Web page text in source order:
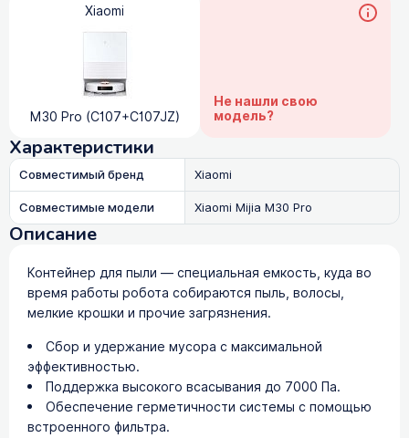
Xiaomi
M30 Pro (C107+C107JZ)
Не нашли свою
модель?
Характеристики
Совместимый бренд
Xiaomi
Совместимые модели
Xiaomi Mijia M30 Pro
Описание
Контейнер для пыли — специальная емкость, куда во
время работы робота собираются пыль, волосы,
мелкие крошки и прочие загрязнения.
Сбор и удержание мусора с максимальной
эффективностью.
Поддержка высокого всасывания до 7000 Па.
Обеспечение герметичности системы с помощью
встроенного фильтра.